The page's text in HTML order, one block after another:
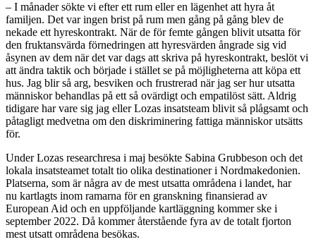
– I månader sökte vi efter ett rum eller en lägenhet att hyra åt
familjen. Det var ingen brist på rum men gång på gång blev de
nekade ett hyreskontrakt. När de för femte gången blivit utsatta för
den fruktansvärda förnedringen att hyresvärden ångrade sig vid
åsynen av dem när det var dags att skriva på hyreskontrakt, beslöt vi
att ändra taktik och började i stället se på möjligheterna att köpa ett
hus. Jag blir så arg, besviken och frustrerad när jag ser hur utsatta
människor behandlas på ett så ovärdigt och empatilöst sätt. Aldrig
tidigare har vare sig jag eller Lozas insatsteam blivit så plågsamt och
påtagligt medvetna om den diskriminering fattiga människor utsätts
för.
Under Lozas researchresa i maj besökte Sabina Grubbeson och det
lokala insatsteamet totalt tio olika destinationer i Nordmakedonien.
Platserna, som är några av de mest utsatta områdena i landet, har
nu kartlagts inom ramarna för en granskning finansierad av
European Aid och en uppföljande kartläggning kommer ske i
september 2022. Då kommer återstående fyra av de totalt fjorton
mest utsatt områdena besökas.